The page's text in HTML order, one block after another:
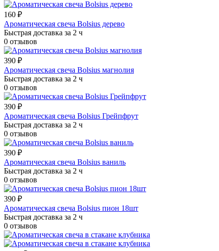
160 ₽
Ароматическая свеча Bolsius дерево
Быстрая доставка за 2 ч
0 отзывов
390 ₽
Ароматическая свеча Bolsius магнолия
Быстрая доставка за 2 ч
0 отзывов
390 ₽
Ароматическая свеча Bolsius Грейпфрут
Быстрая доставка за 2 ч
0 отзывов
390 ₽
Ароматическая свеча Bolsius ваниль
Быстрая доставка за 2 ч
0 отзывов
390 ₽
Ароматическая свеча Bolsius пион 18шт
Быстрая доставка за 2 ч
0 отзывов